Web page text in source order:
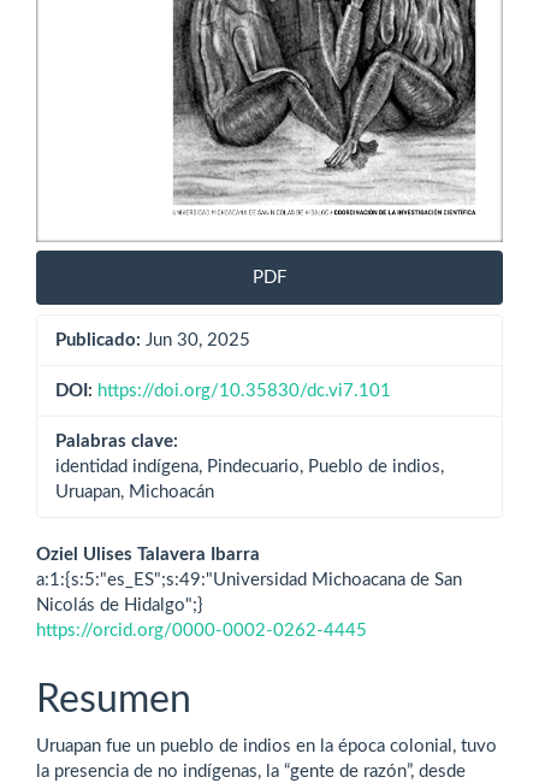
PDF
Publicado: Jun 30, 2025
DOI: https://doi.org/10.35830/dc.vi7.101
Palabras clave:
identidad indígena, Pindecuario, Pueblo de indios,
Uruapan, Michoacán
Contenido
principal
del
artículo
Oziel Ulises Talavera Ibarra
a:1:{s:5:"es_ES";s:49:"Universidad Michoacana de San
Nicolás de Hidalgo";}
https://orcid.org/0000-0002-0262-4445
Resumen
Uruapan fue un pueblo de indios en la época colonial, tuvo
la presencia de no indígenas, la “gente de razón”, desde